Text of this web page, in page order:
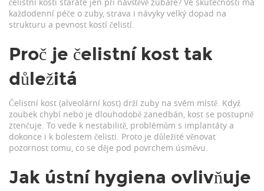
každodenní péče o zuby, strava i návyky velký dopad na
strukturu a pevnost kostí čelistí.
Proč je čelistní kost tak
důležitá
Čelistní kost (alveolární kost) drží zuby na svém místě. Když
zoubek chybí nebo je dlouhodobě zanedbán, kost se postupně
ztenčuje. To vede k nestabilitě, problémům s implantáty a
dokonce i k bolestem čelisti. Proto je důležité věnovat
pozornost tomu, co se děje pod povrchem úsměvu.
Jak ústní hygiena ovlivňuje